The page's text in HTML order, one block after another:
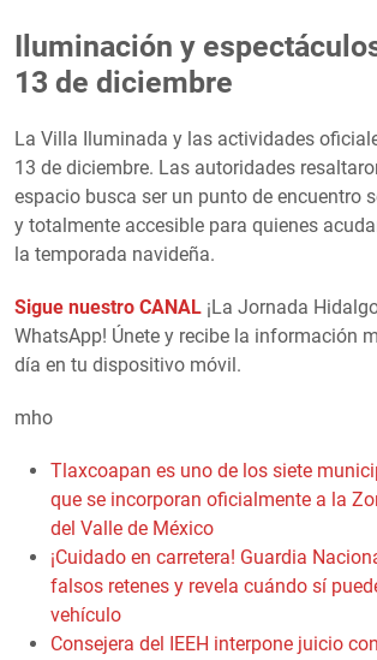
Iluminación y
13 de diciembre
La Villa Iluminada y las actividades
13 de diciembre. Las autoridades
espacio busca ser un punto de encuentro
y totalmente accesible para quienes
la temporada navideña.
Sigue nuestro CANAL ¡La Jornada
WhatsApp! Únete y recibe la información
día en tu dispositivo móvil.
mho
Tlaxcoapan es uno de los siete
que se incorporan oficialmente a la
del Valle de México
¡Cuidado en carretera! Guardia
falsos retenes y revela cuándo sí
vehículo
Consejera del IEEH interpone juicio